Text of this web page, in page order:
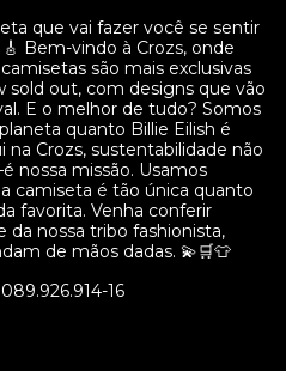
que vai fazer você se sentir
Bem-vindo à Crozs, onde
são mais exclusivas
sold out, com designs que vão
E o melhor de tudo? Somos
quanto Billie Eilish é
na Crozs, sustentabilidade não
nossa missão. Usamos
camiseta é tão única quanto
favorita. Venha conferir
da nossa tribo fashionista,
de mãos dadas. 💫🛒👕
16